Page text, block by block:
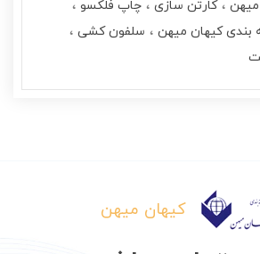
کارتن سازی
چاپ فلکسو
بندی کیهان میهن
سلفون کشی
کیهان میهن